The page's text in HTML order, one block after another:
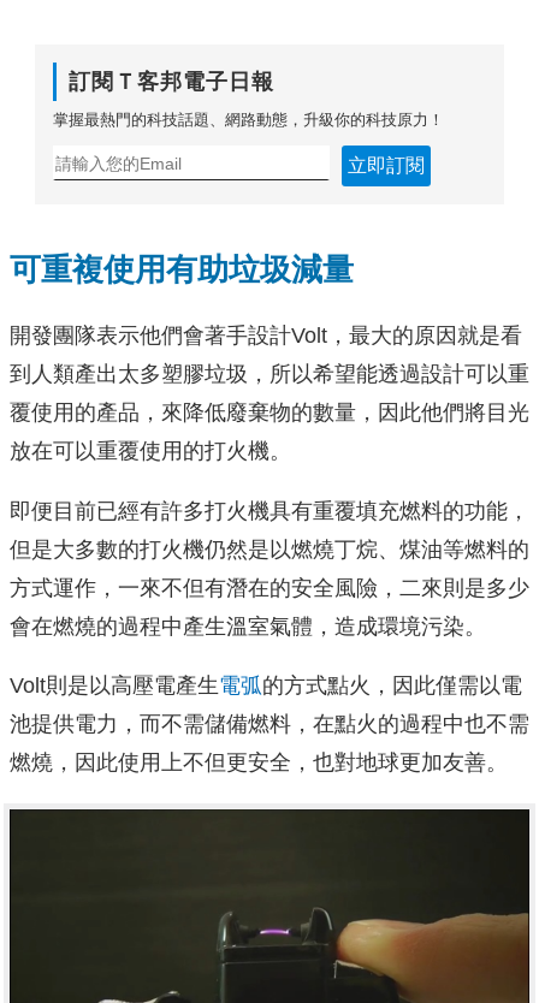
訂閱Ｔ客邦電子日報
掌握最熱門的科技話題、網路動態，升級你的科技原力！
立即訂閱
可重複使用有助垃圾減量
開發團隊表示他們會著手設計Volt，最大的原因就是看
到人類產出太多塑膠垃圾，所以希望能透過設計可以重
覆使用的產品，來降低廢棄物的數量，因此他們將目光
放在可以重覆使用的打火機。
即便目前已經有許多打火機具有重覆填充燃料的功能，
但是大多數的打火機仍然是以燃燒丁烷、煤油等燃料的
方式運作，一來不但有潛在的安全風險，二來則是多少
會在燃燒的過程中產生溫室氣體，造成環境污染。
Volt則是以高壓電產生電弧的方式點火，因此僅需以電
池提供電力，而不需儲備燃料，在點火的過程中也不需
燃燒，因此使用上不但更安全，也對地球更加友善。